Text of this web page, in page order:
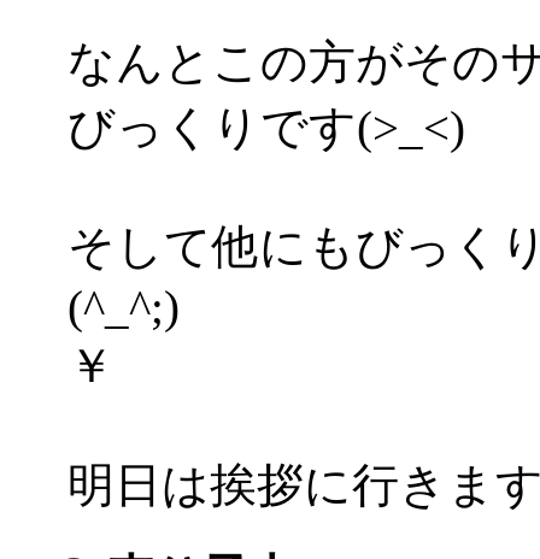
なんとこの方がその
びっくりです(>_<)
そして他にもびっく
(^_^;)
￥
明日は挨拶に行きま